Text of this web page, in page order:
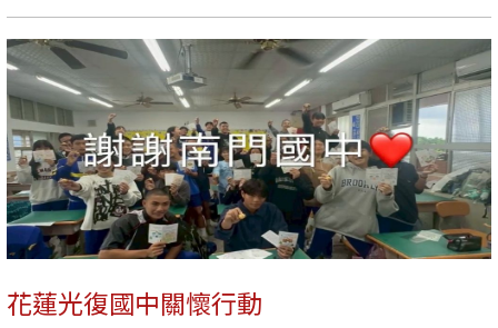
花蓮光復國中關懷行動